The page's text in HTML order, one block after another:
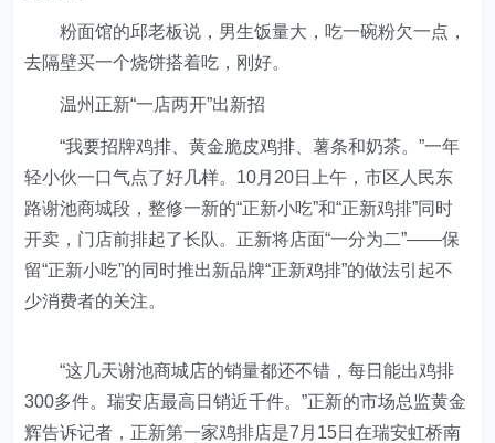
粉面馆的邱老板说，男生饭量大，吃一碗粉欠一点，
去隔壁买一个烧饼搭着吃，刚好。
温州正新“一店两开”出新招
“我要招牌鸡排、黄金脆皮鸡排、薯条和奶茶。”一年
轻小伙一口气点了好几样。10月20日上午，市区人民东
路谢池商城段，整修一新的“正新小吃”和“正新鸡排”同时
开卖，门店前排起了长队。正新将店面“一分为二”――保
留“正新小吃”的同时推出新品牌“正新鸡排”的做法引起不
少消费者的关注。
“这几天谢池商城店的销量都还不错，每日能出鸡排
300多件。瑞安店最高日销近千件。”正新的市场总监黄金
辉告诉记者，正新第一家鸡排店是7月15日在瑞安虹桥南